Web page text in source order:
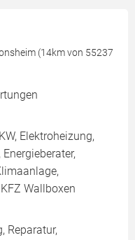
(14km von 55237
Elektroheizung,
Wallboxen
Reparatur,